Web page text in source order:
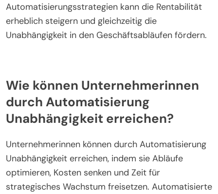
Automatisierungsstrategien kann die Rentabilität
erheblich steigern und gleichzeitig die
Unabhängigkeit in den Geschäftsabläufen fördern.
Wie können Unternehmerinnen
durch Automatisierung
Unabhängigkeit erreichen?
Unternehmerinnen können durch Automatisierung
Unabhängigkeit erreichen, indem sie Abläufe
optimieren, Kosten senken und Zeit für
strategisches Wachstum freisetzen. Automatisierte